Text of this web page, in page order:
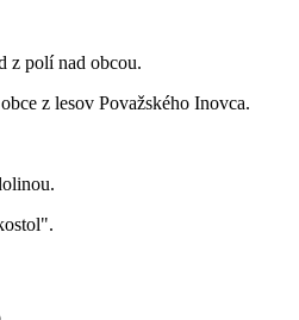
z polí nad obcou.
z lesov Považského Inovca.